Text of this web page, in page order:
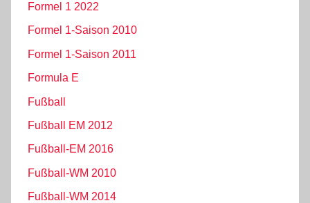
Formel 1 2022
Formel 1-Saison 2010
Formel 1-Saison 2011
Formula E
Fußball
Fußball EM 2012
Fußball-EM 2016
Fußball-WM 2010
Fußball-WM 2014